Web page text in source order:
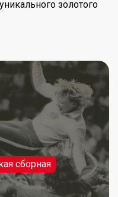
золотого
сборная